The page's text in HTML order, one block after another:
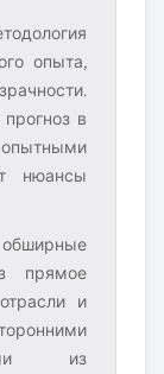
опыта,
в
опытными
нюансы
прямое
и
из